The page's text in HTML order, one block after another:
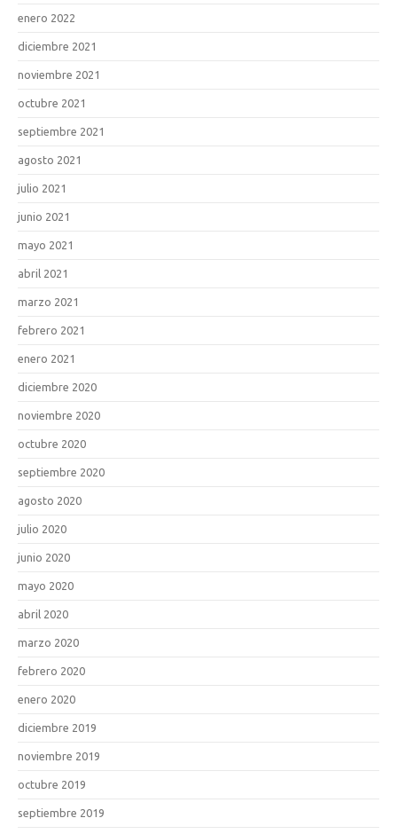
enero 2022
diciembre 2021
noviembre 2021
octubre 2021
septiembre 2021
agosto 2021
julio 2021
junio 2021
mayo 2021
abril 2021
marzo 2021
febrero 2021
enero 2021
diciembre 2020
noviembre 2020
octubre 2020
septiembre 2020
agosto 2020
julio 2020
junio 2020
mayo 2020
abril 2020
marzo 2020
febrero 2020
enero 2020
diciembre 2019
noviembre 2019
octubre 2019
septiembre 2019